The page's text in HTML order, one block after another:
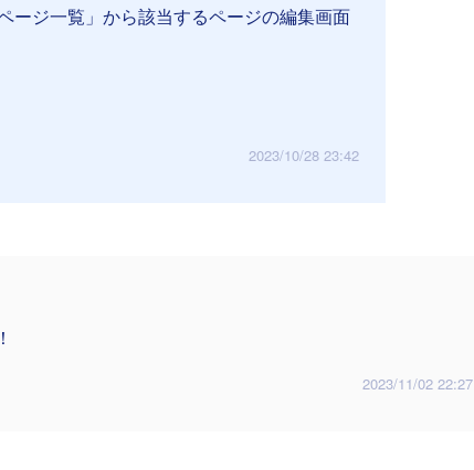
ージ一覧」から該当するページの編集画面
2023/10/28 23:42
2023/11/02 22:27